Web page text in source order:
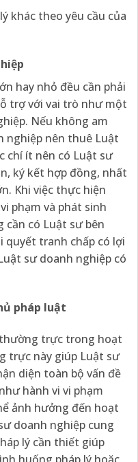
khác theo yêu cầu của
hay nhỏ đều cần phải
trợ với vai trò như một
Nếu không am
nghiệp nên thuê Luật
chí ít nên có Luật sư
ký kết hợp đồng, nhất
Khi việc thực hiện
phạm và phát sinh
cần có Luật sư bên
quyết tranh chấp có lợi
sư doanh nghiệp có
pháp luật
trực trong hoạt
trực này giúp Luật sư
diện toàn bộ vấn đề
hành vi vi phạm
ảnh hưởng đến hoạt
doanh nghiệp cung
lý cần thiết giúp